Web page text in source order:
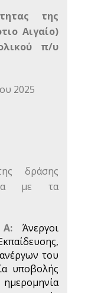
της
Αιγαίο)
π/υ
2025
δράσης
με τα
Α:Άνεργοι
του
υποβολής